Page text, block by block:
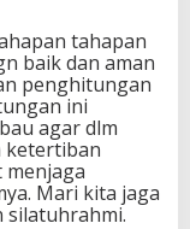
tahapan
baik dan aman
penghitungan
ini
agar dlm
ketertiban
Mari kita jaga